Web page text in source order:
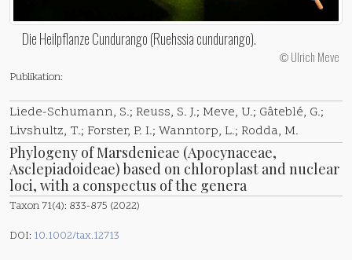
Die Heilpflanze Cundurango (Ruehssia cundurango).
© Ulrich Meve
Publikation:
Liede-Schumann, S.; Reuss, S. J.; Meve, U.; Gâteblé, G.;
Livshultz, T.; Forster, P. I.; Wanntorp, L.; Rodda, M.
Phylogeny of Marsdenieae (Apocynaceae,
Asclepiadoideae) based on chloroplast and nuclear
loci, with a conspectus of the genera
Taxon 71(4): 833-875 (2022)
DOI: 10.1002/tax.12713